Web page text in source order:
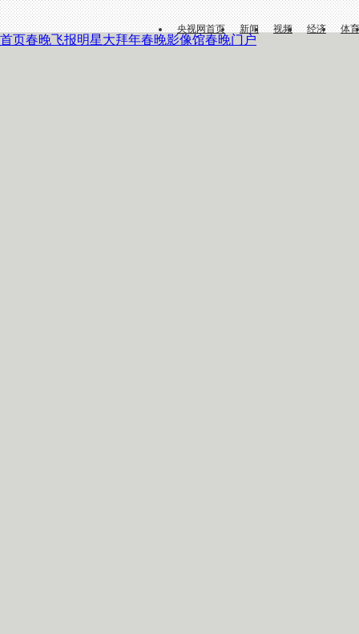
央视网首页 新闻 视频 经济 体育
首页春晚飞报明星大拜年春晚影像馆春晚门户